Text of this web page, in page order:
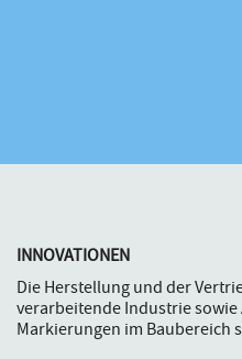
INNOVATIONEN
Die Herstellung und der
verarbeitende Industrie
Markierungen im Baubereich